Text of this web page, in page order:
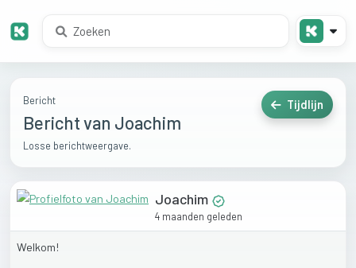
Bericht
Bericht van Joachim
Losse berichtweergave.
Tijdlijn
Joachim
4 maanden geleden
Welkom!